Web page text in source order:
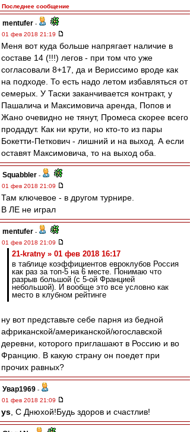
Последнее сообщение
mentufer -
01 фев 2018 21:19
Меня вот куда больше напрягает наличие в
составе 14 (!!!) легов - при том что уже
согласовали 8+17, да и Вериссимо вроде как
на подходе. То есть надо летом избавляться от
семерых. У Таски заканчивается контракт, у
Пашалича и Максимовича аренда, Попов и
Жано очевидно не тянут, Промеса скорее всего
продадут. Как ни крути, но кто-то из пары
Бокетти-Петкович - лишний и на выход. А если
оставят Максимовича, то на выход оба.
Squabbler -
01 фев 2018 21:09
Там ключевое - в другом турнире.
В ЛЕ не играл
mentufer -
01 фев 2018 21:09
21-kratny » 01 фев 2018 16:17
в таблице коэффициентов евроклубов Россия
как раз за топ-5 на 6 месте. Понимаю что
разрыв большой (с 5-ой Францией
небольшой). И вообще это все условно как
место в клубном рейтинге
ну вот представьте себе парня из бедной
африканской/американской/югославской
деревни, которого приглашают в Россию и во
Францию. В какую страну он поедет при
прочих равных?
Увар1969 -
01 фев 2018 21:09
ys , С Днюхой!Будь здоров и счастлив!